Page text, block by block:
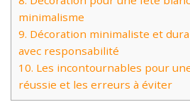
minimalisme
9. Décoration minimaliste et
avec responsabilité
10. Les incontournables pour
réussie et les erreurs à éviter